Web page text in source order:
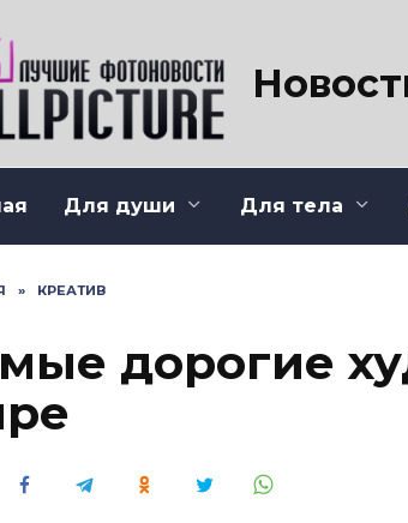
Для души Для тела
» КРЕАТИВ
дорогие